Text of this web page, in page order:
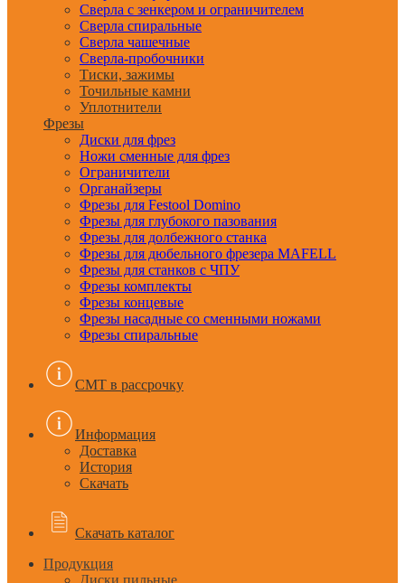
Сверла с зенкером и ограничителем
Сверла спиральные
Сверла чашечные
Сверла-пробочники
Тиски, зажимы
Точильные камни
Уплотнители
Фрезы
Диски для фрез
Ножи сменные для фрез
Ограничители
Органайзеры
Фрезы для Festool Domino
Фрезы для глубокого пазования
Фрезы для долбежного станка
Фрезы для дюбельного фрезера MAFELL
Фрезы для станков с ЧПУ
Фрезы комплекты
Фрезы концевые
Фрезы насадные со сменными ножами
Фрезы спиральные
CMT в рассрочку
Информация
Доставка
История
Скачать
Скачать каталог
Продукция
Диски пильные